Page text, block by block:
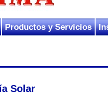
Productos y Servicios
Solar